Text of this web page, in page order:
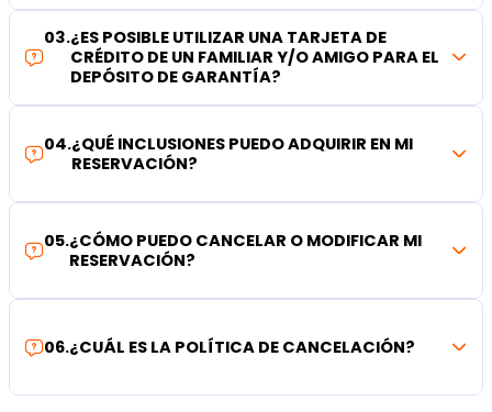
03.¿ES POSIBLE UTILIZAR UNA TARJETA DE
CRÉDITO DE UN FAMILIAR Y/O AMIGO PARA EL
DEPÓSITO DE GARANTÍA?
04.¿QUÉ INCLUSIONES PUEDO ADQUIRIR EN MI
RESERVACIÓN?
05.¿CÓMO PUEDO CANCELAR O MODIFICAR MI
RESERVACIÓN?
06.¿CUÁL ES LA POLÍTICA DE CANCELACIÓN?